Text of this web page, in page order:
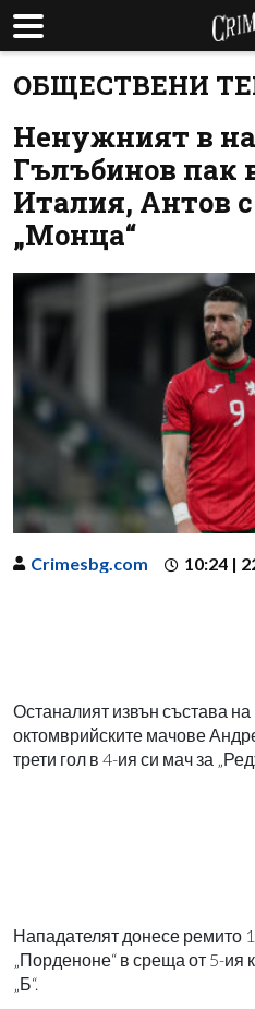
ОБЩЕСТВЕНИ
Ненужният в
Гълъбинов пак
Италия, Антов
„Монца“
Crimesbg.com 10:24 |
Останалият извън състава
октомврийските мачове
трети гол в 4-ия си мач за
Нападателят донесе ремито
„Порденоне“ в среща от 5-ия
„Б“.